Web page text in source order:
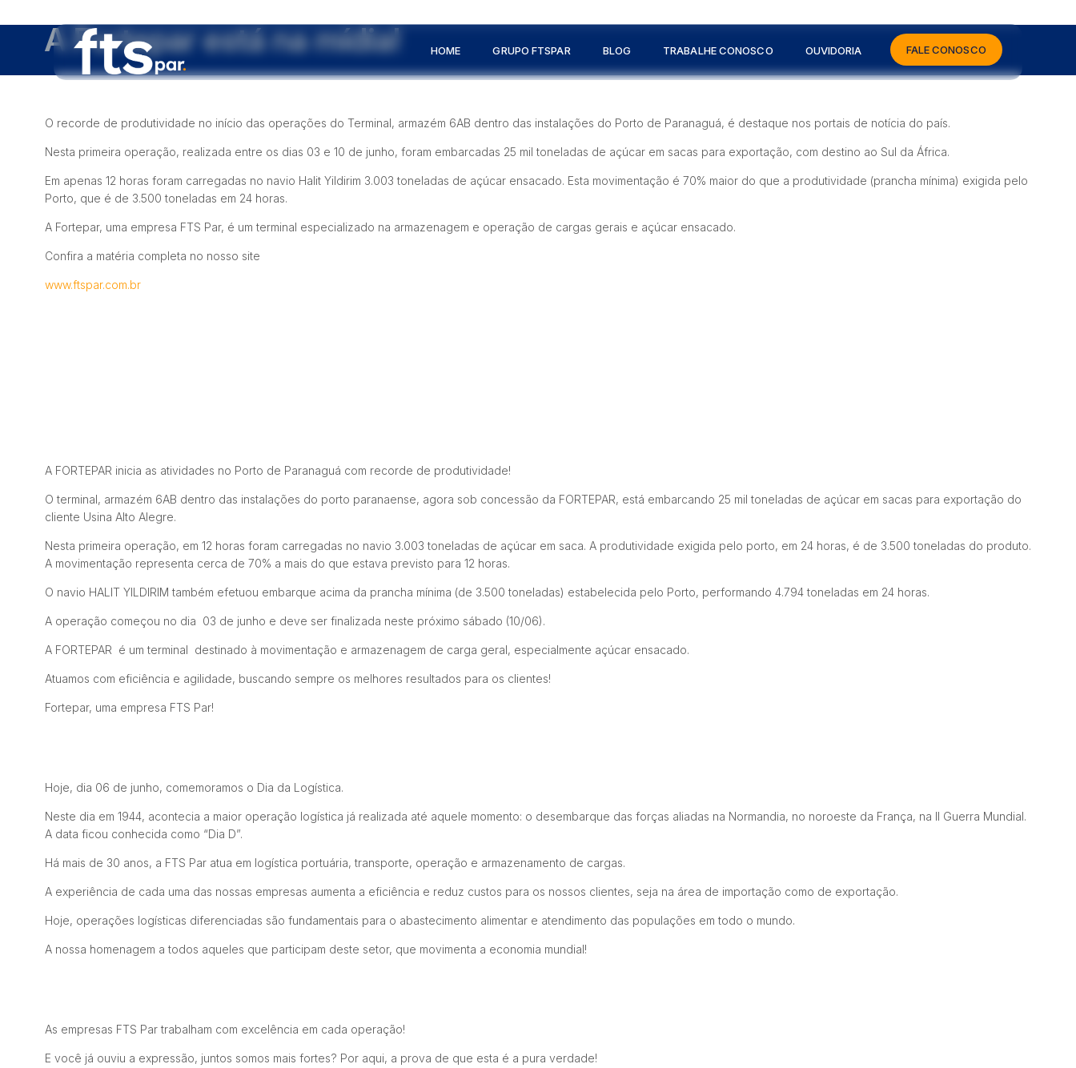
FALE CONOSCO
HOME GRUPO FTSPAR BLOG TRABALHE CONOSCO OUVIDORIA
A Fortepar está na mídia!
O recorde de produtividade no início das operações do Terminal, armazém 6AB dentro das instalações do Porto de Paranaguá, é destaque nos portais de notícia do país.
Nesta primeira operação, realizada entre os dias 03 e 10 de junho, foram embarcadas 25 mil toneladas de açúcar em sacas para exportação, com destino ao Sul da África.
Em apenas 12 horas foram carregadas no navio Halit Yildirim 3.003 toneladas de açúcar ensacado. Esta movimentação é 70% maior do que a produtividade (prancha mínima) exigida pelo
Porto, que é de 3.500 toneladas em 24 horas.
A Fortepar, uma empresa FTS Par, é um terminal especializado na armazenagem e operação de cargas gerais e açúcar ensacado.
Confira a matéria completa no nosso site
www.ftspar.com.br
A FORTEPAR inicia as atividades no Porto de Paranaguá com recorde de produtividade!
O terminal, armazém 6AB dentro das instalações do porto paranaense, agora sob concessão da FORTEPAR, está embarcando 25 mil toneladas de açúcar em sacas para exportação do
cliente Usina Alto Alegre.
Nesta primeira operação, em 12 horas foram carregadas no navio 3.003 toneladas de açúcar em saca. A produtividade exigida pelo porto, em 24 horas, é de 3.500 toneladas do produto.
A movimentação representa cerca de 70% a mais do que estava previsto para 12 horas.
O navio HALIT YILDIRIM também efetuou embarque acima da prancha mínima (de 3.500 toneladas) estabelecida pelo Porto, performando 4.794 toneladas em 24 horas.
A operação começou no dia 03 de junho e deve ser finalizada neste próximo sábado (10/06).
A FORTEPAR é um terminal destinado à movimentação e armazenagem de carga geral, especialmente açúcar ensacado.
Atuamos com eficiência e agilidade, buscando sempre os melhores resultados para os clientes!
Fortepar, uma empresa FTS Par!
Hoje, dia 06 de junho, comemoramos o Dia da Logística.
Neste dia em 1944, acontecia a maior operação logística já realizada até aquele momento: o desembarque das forças aliadas na Normandia, no noroeste da França, na II Guerra Mundial.
A data ficou conhecida como “Dia D”.
Há mais de 30 anos, a FTS Par atua em logística portuária, transporte, operação e armazenamento de cargas.
A experiência de cada uma das nossas empresas aumenta a eficiência e reduz custos para os nossos clientes, seja na área de importação como de exportação.
Hoje, operações logísticas diferenciadas são fundamentais para o abastecimento alimentar e atendimento das populações em todo o mundo.
A nossa homenagem a todos aqueles que participam deste setor, que movimenta a economia mundial!
As empresas FTS Par trabalham com excelência em cada operação!
E você já ouviu a expressão, juntos somos mais fortes? Por aqui, a prova de que esta é a pura verdade!